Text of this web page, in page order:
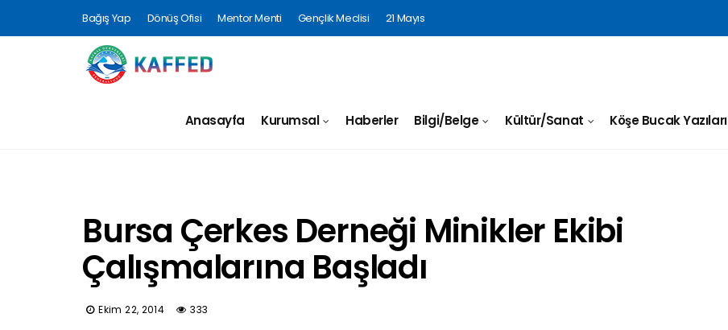
Bağış Yap Dönüş Ofisi Mentor Menti Gençlik Meclisi 21 Mayıs
Anasayfa Kurumsal Haberler Bilgi/Belge Kültür/Sanat Köşe Bucak Yazıları
Bursa Çerkes Derneği Minikler Ekibi
Çalışmalarına Başladı
Ekim 22, 2014 333